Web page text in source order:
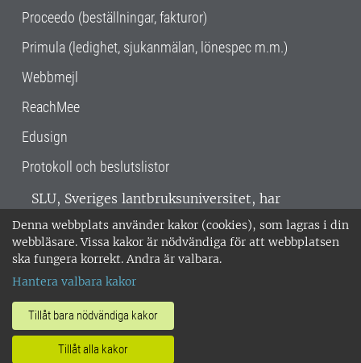
Denna webbplats använder kakor (cookies), som lagras i din
webbläsare. Vissa kakor är nödvändiga för att webbplatsen
ska fungera korrekt. Andra är valbara.
Hantera valbara kakor
Tillåt bara nödvändiga kakor
Tillåt alla kakor
Proceedo (beställningar, fakturor)
Primula (ledighet, sjukanmälan, lönespec m.m.)
Webbmejl
ReachMee
Edusign
Protokoll och beslutslistor
SLU, Sveriges lantbruksuniversitet, har
verksamhet över hela Sverige. Huvudorter är
Alnarp, Uppsala och Umeå.SLU är
miljöcertifierat enligt ISO 14001. •
018-67 10 00 • Org nr: 202100-2817 •
Om SLU:s webbplatser
•Hantera kakor•Behandling av
personuppgifter